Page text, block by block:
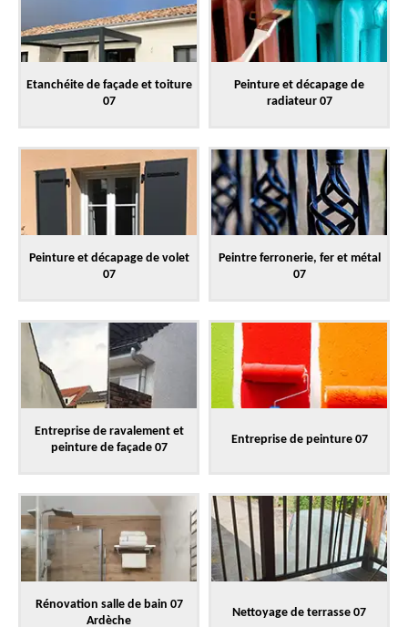
Etanchéite de façade et toiture
07
Peinture et décapage de
radiateur 07
Peinture et décapage de volet
07
Peintre ferronerie, fer et métal
07
Entreprise de ravalement et
peinture de façade 07
Entreprise de peinture 07
Rénovation salle de bain 07
Ardèche
Nettoyage de terrasse 07